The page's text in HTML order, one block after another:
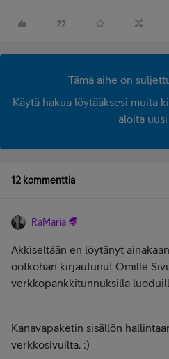
Tämä aihe on
Käytä hakua löytääksesi muita
aloita
12 kommenttia
RaMaria
Äkkiseltään en löytänyt
ootkohan kirjautunut Omille
verkkopankkitunnuksilla
Kanavapaketin sisällön
verkkosivuilta. :)